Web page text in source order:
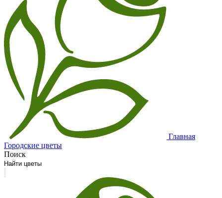
Главная
Городские цветы
Поиск